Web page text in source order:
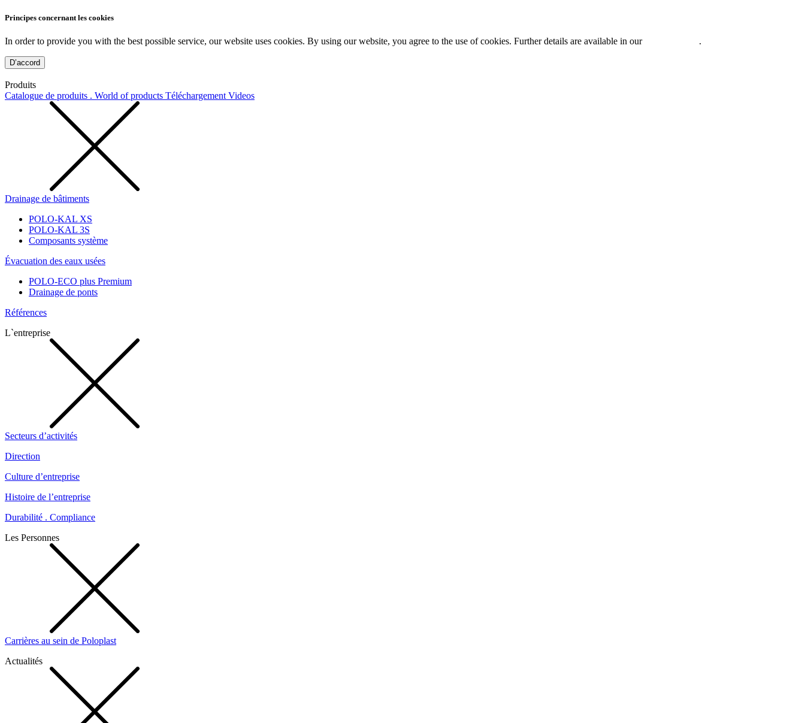
Principes concernant les cookies
In order to provide you with the best possible service, our website uses cookies. By using our website, you agree to the use of cookies. Further details are available in our .
D’accord
Produits
Catalogue de produits . World of products Téléchargement Videos
Drainage de bâtiments
POLO-KAL XS
POLO-KAL 3S
Composants système
Évacuation des eaux usées
POLO-ECO plus Premium
Drainage de ponts
Références
L`entreprise
Secteurs d’activités
Direction
Culture d’entreprise
Histoire de l’entreprise
Durabilité . Compliance
Les Personnes
Carrières au sein de Poloplast
Actualités